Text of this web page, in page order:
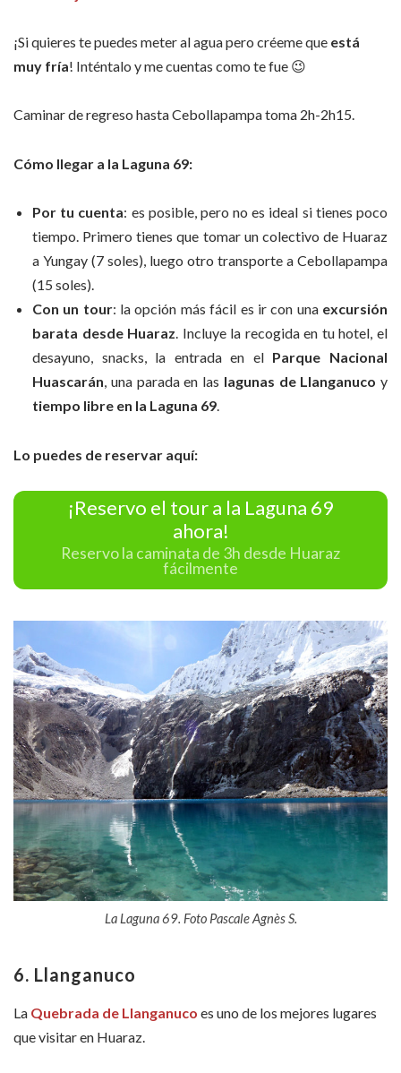
¡Si quieres te puedes meter al agua pero créeme que está
muy fría! Inténtalo y me cuentas como te fue 😉
Caminar de regreso hasta Cebollapampa toma 2h-2h15.
Cómo llegar a la Laguna 69:
Por tu cuenta: es posible, pero no es ideal si tienes poco
tiempo. Primero tienes que tomar un colectivo de Huaraz
a Yungay (7 soles), luego otro transporte a Cebollapampa
(15 soles).
Con un tour: la opción más fácil es ir con una excursión
barata desde Huaraz. Incluye la recogida en tu hotel, el
desayuno, snacks, la entrada en el Parque Nacional
Huascarán, una parada en las lagunas de Llanganuco y
tiempo libre en la Laguna 69.
Lo puedes de reservar aquí:
¡Reservo el tour a la Laguna 69
ahora!
Reservo la caminata de 3h desde Huaraz
fácilmente
La Laguna 69. Foto Pascale Agnès S.
6. Llanganuco
La Quebrada de Llanganuco es uno de los mejores lugares
que visitar en Huaraz.